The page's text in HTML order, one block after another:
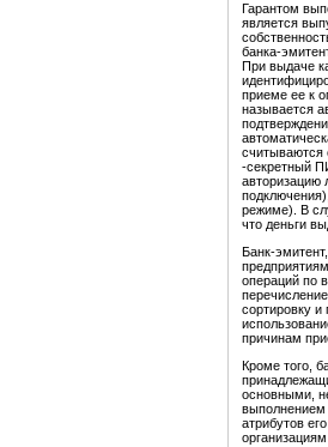
Гарантом
является
банка-
При выдаче
приеме ее к
называется
считываются
-секретный
авторизацию
режиме). В
что деньги
Банк-
операций по
сортировку
причинам
Кроме того,
основными,
выполнением
атрибутов